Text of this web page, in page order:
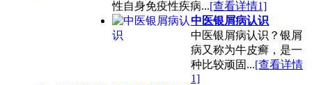
性自身免疫性疾病...[查看详情1]
中医银屑病认识
中医银屑病认识？银屑
病又称为牛皮癣，是一
种比较顽固...[查看详情
1]